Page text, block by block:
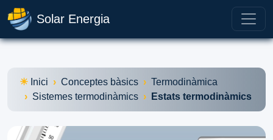
Solar Energia
Inici Conceptes bàsics
Termodinàmica
Sistemes termodinàmics
Estats termodinàmics